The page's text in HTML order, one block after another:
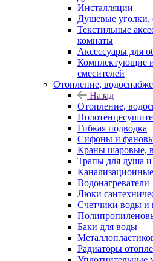
Инсталляции
Душевые уголки,
Текстильные
комнаты
Аксессуары для
Комплектующие
смесителей
Отопление,
Назад
Отопление,
Гибкая подводка
Сифоны и
Краны шаровые,
Трапы для душа
Водонагреватели
Люки
Счетчики воды и
Баки для воды
Радиаторы